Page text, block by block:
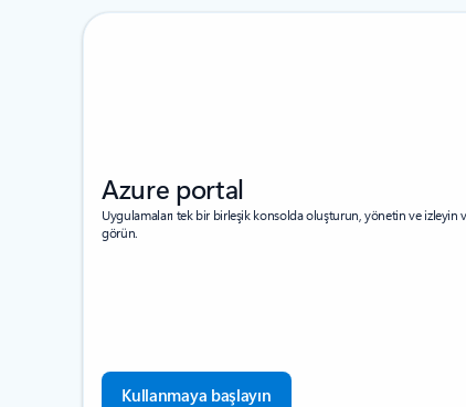
Azure portal
Uygulamaları tek bir birleşik konsolda oluşturun, yönetin ve izleyin
görün.
Kullanmaya başlayın